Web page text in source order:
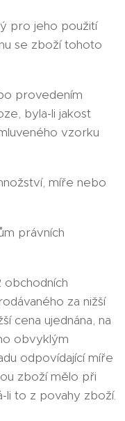
pro jeho použití
se zboží tohoto
provedením
byla-li jakost
vzorku
míře nebo
právních
obchodních
za nižší
cena ujednána, na
obvyklým
odpovídající míře
zboží mělo při
li to z povahy zboží.